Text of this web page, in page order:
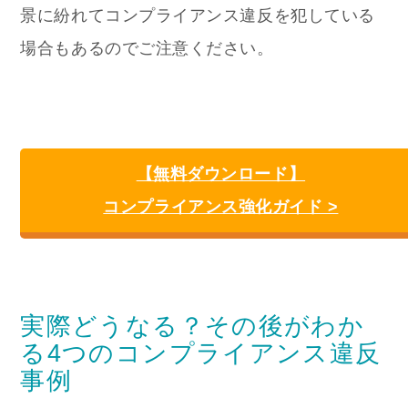
景に紛れてコンプライアンス違反を犯している
場合もあるのでご注意ください。
【無料ダウンロード】
コンプライアンス強化ガイド >
実際どうなる？その後がわか
る4つのコンプライアンス違反
事例